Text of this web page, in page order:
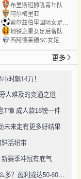
布里斯班狮吼青年队
阿尔梅里亚
地铁之星女足后备队
更多
时飙14万！
人难及的变通之道
T恤 成人款18镑一件
未来定有更多好结果
鲜活纽带
赛季冲冠有底气
压哨拿下2026世界杯版权，央视居然赚这么多？盈利或达50-60亿！